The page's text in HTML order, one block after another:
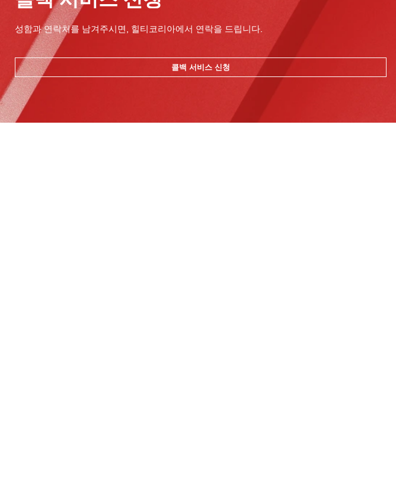
성함과 연락처를 남겨주시면, 힐티코리아에서 연락을 드립니다.
콜백 서비스 신청